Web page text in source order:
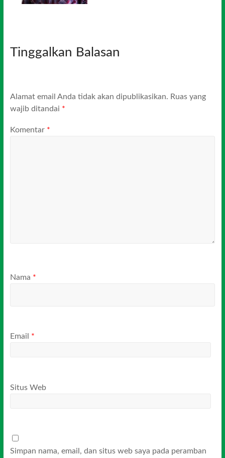
Tinggalkan Balasan
Alamat email Anda tidak akan dipublikasikan. Ruas yang
wajib ditandai *
Komentar *
Nama *
Email *
Situs Web
Simpan nama, email, dan situs web saya pada peramban